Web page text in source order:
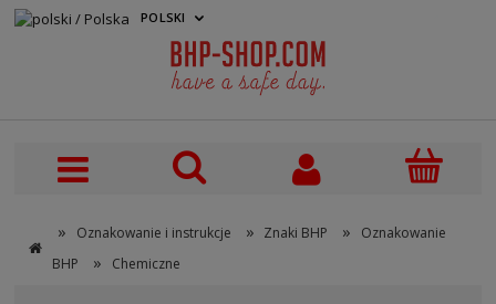
» Oznakowanie i instrukcje » Znaki BHP »
Oznakowanie
BHP
» Chemiczne
POLSKI